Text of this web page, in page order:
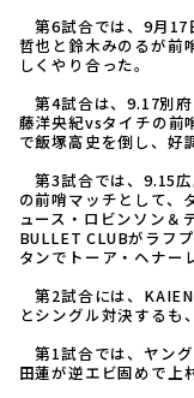
第6試合では、9月17
哲也と鈴木みのるが前
しくやり合った。
第4試合は、9.17別
藤洋央紀vsタイチの前
で飯塚高史を倒し、好
第3試合では、9.15
の前哨マッチとして、
ュース・ロビンソン＆
BULLET CLUBがラフ
タンでトーア・ヘナー
第2試合には、
とシングル対決するも
第1試合では、ヤン
田蓮が逆エビ固めで上